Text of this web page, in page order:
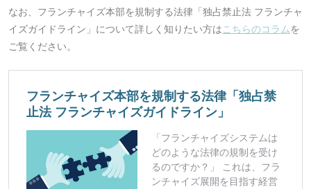
なお、フランチャイズ本部を規制する法律「独占禁止法 フランチャ
イズガイドライン」について詳しく知りたい方は こちらのコラム を
ご覧ください。